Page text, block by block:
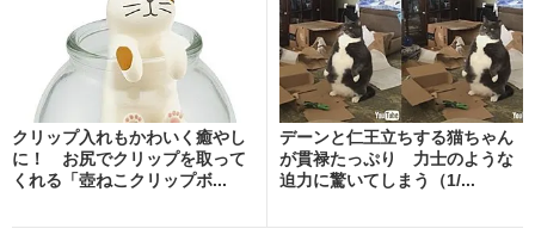
クリップ入れもかわいく癒やし
に！ お尻でクリップを取って
くれる「壺ねこクリップボ...
デーンと仁王立ちする猫ちゃん
が貫禄たっぷり 力士のような
迫力に驚いてしまう（1/...